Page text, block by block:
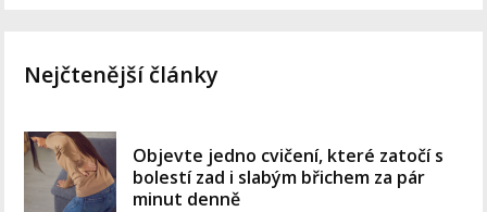
Nejčtenější články
Objevte jedno cvičení, které zatočí s
bolestí zad i slabým břichem za pár
minut denně